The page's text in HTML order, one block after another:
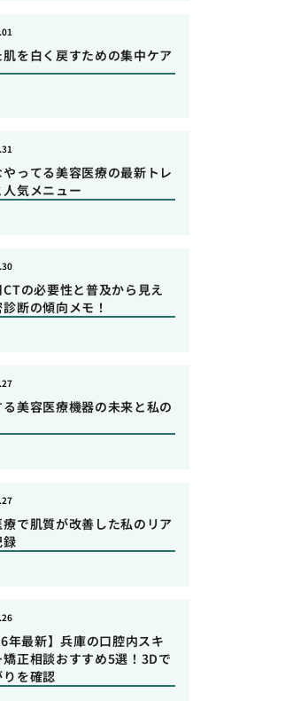
を白く戻すための集中ケア
ってる美容医療の最新トレ
人気メニュー
の必要性と普及から見え
断の傾向メモ！
美容医療機器の未来と私の
で肌質が改善した私のリア
録
年最新】兵庫の口腔内スキ
矯正相談おすすめ5選！3Dで
を確認